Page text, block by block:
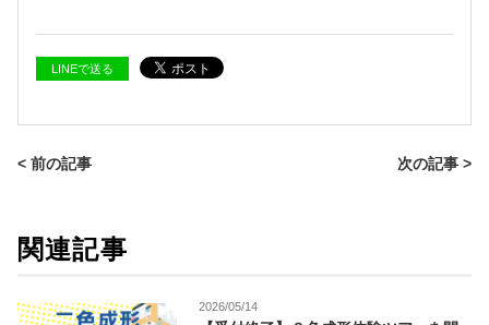
LINEで送る
< 前の記事 次の記事 >
関連記事
2026/05/14